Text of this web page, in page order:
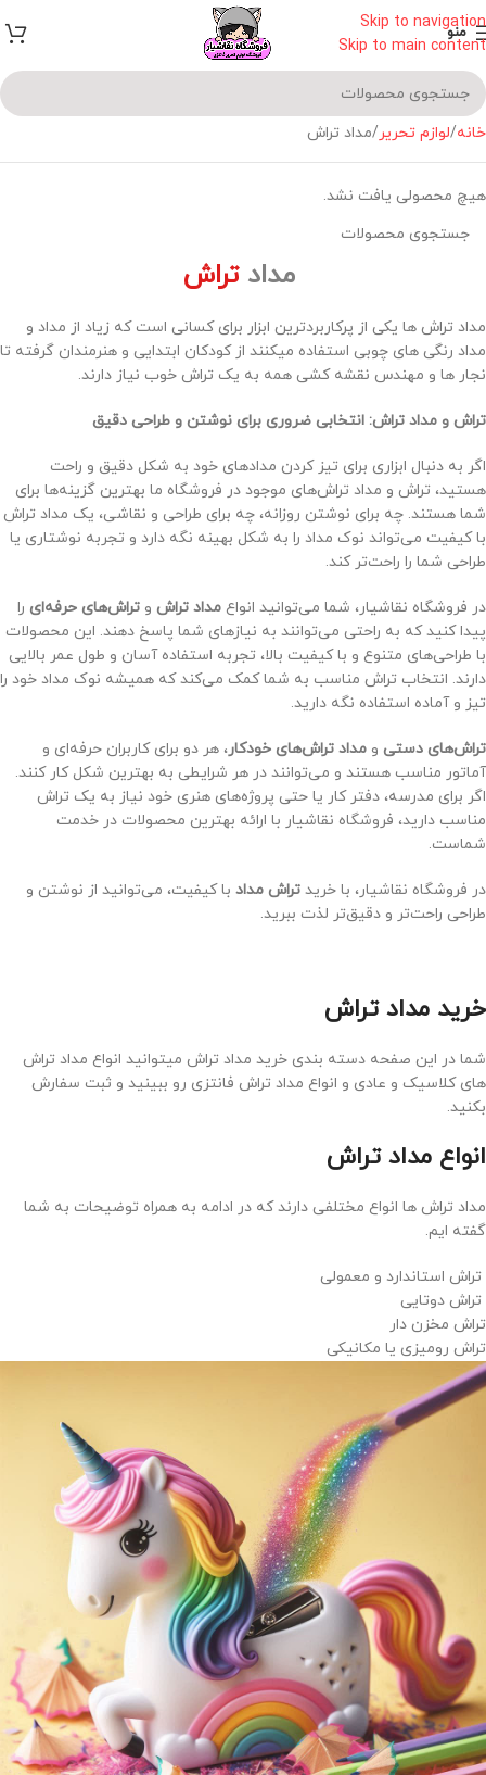
Skip to navigation
Skip to main content
منو
خانه لوازم تحریر مداد تراش
هیچ محصولی یافت نشد.
مداد تراش
مداد تراش ها یکی از پرکاربردترین ابزار برای کسانی است که زیاد از مداد و
مداد رنگی های چوبی استفاده میکنند از کودکان ابتدایی و هنرمندان گرفته تا
نجار ها و مهندس نقشه کشی همه به یک تراش خوب نیاز دارند.
تراش و مداد تراش: انتخابی ضروری برای نوشتن و طراحی دقیق
اگر به دنبال ابزاری برای تیز کردن مدادهای خود به شکل دقیق و راحت
هستید، تراش و مداد تراش‌های موجود در فروشگاه ما بهترین گزینه‌ها برای
شما هستند. چه برای نوشتن روزانه، چه برای طراحی و نقاشی، یک مداد تراش
با کیفیت می‌تواند نوک مداد را به شکل بهینه نگه دارد و تجربه نوشتاری یا
طراحی شما را راحت‌تر کند.
در فروشگاه نقاشیار، شما می‌توانید انواع مداد تراش و تراش‌های حرفه‌ای را
پیدا کنید که به راحتی می‌توانند به نیازهای شما پاسخ دهند. این محصولات
با طراحی‌های متنوع و با کیفیت بالا، تجربه استفاده آسان و طول عمر بالایی
دارند. انتخاب تراش مناسب به شما کمک می‌کند که همیشه نوک مداد خود را
تیز و آماده استفاده نگه دارید.
تراش‌های دستی و مداد تراش‌های خودکار، هر دو برای کاربران حرفه‌ای و
آماتور مناسب هستند و می‌توانند در هر شرایطی به بهترین شکل کار کنند.
اگر برای مدرسه، دفتر کار یا حتی پروژه‌های هنری خود نیاز به یک تراش
مناسب دارید، فروشگاه نقاشیار با ارائه بهترین محصولات در خدمت
شماست.
در فروشگاه نقاشیار، با خرید تراش مداد با کیفیت، می‌توانید از نوشتن و
طراحی راحت‌تر و دقیق‌تر لذت ببرید.
خرید مداد تراش
شما در این صفحه دسته بندی خرید مداد تراش میتوانید انواع مداد تراش
های کلاسیک و عادی و انواع مداد تراش فانتزی رو ببینید و ثبت سفارش
بکنید.
انواع مداد تراش
مداد تراش ها انواع مختلفی دارند که در ادامه به همراه توضیحات به شما
گفته ایم.
تراش استاندارد و معمولی
تراش دوتایی
تراش مخزن دار
تراش رومیزی یا مکانیکی